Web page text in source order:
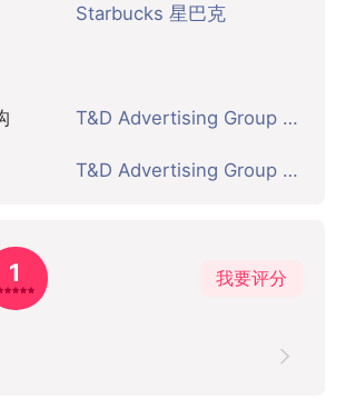
Starbucks 星巴克
T&D Advertising Group 上海
T&D Advertising Group 上海
1 我要评分